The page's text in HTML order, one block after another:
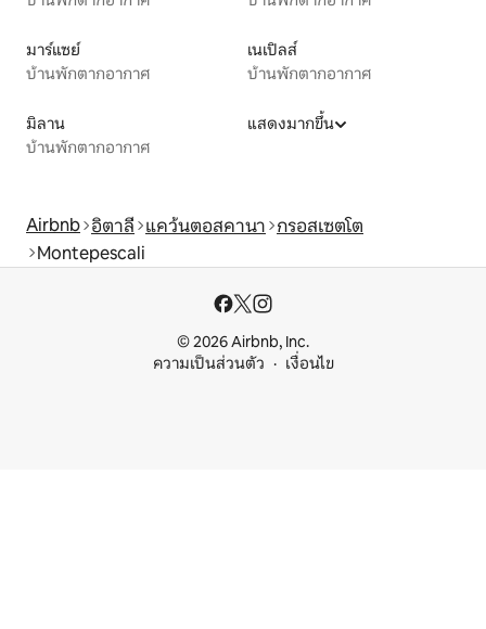
มาร์แซย์
บ้านพักตากอากาศ
เนเปิลส์
บ้านพักตากอากาศ
มิลาน
บ้านพักตากอากาศ
แสดงมากขึ้น
Airbnb อิตาลี แคว้นตอสคานา กรอสเซตโต
Montepescali
© 2026 Airbnb, Inc.
ความเป็นส่วนตัว
เงื่อนไข